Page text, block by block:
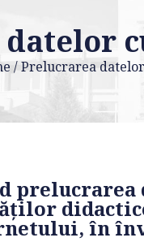
/Prelucrarea
prelucrarea
în